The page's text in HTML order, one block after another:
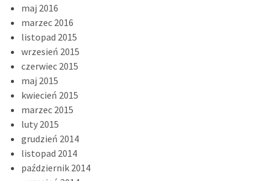
maj 2016
marzec 2016
listopad 2015
wrzesień 2015
czerwiec 2015
maj 2015
kwiecień 2015
marzec 2015
luty 2015
grudzień 2014
listopad 2014
październik 2014